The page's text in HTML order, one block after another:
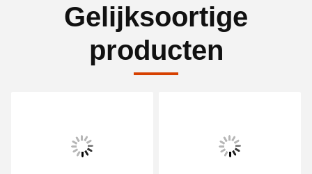
Gelijksoortige
producten